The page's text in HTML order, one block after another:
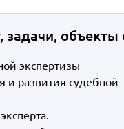
объекты
экспертизы
и развития судебной